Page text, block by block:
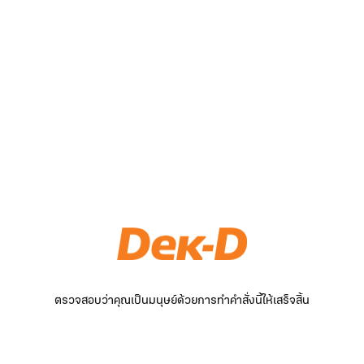
ตรวจสอบว่าคุณเป็นมนุษย์ด้วยการทำคำสั่งนี้ให้เสร็จสิ้น